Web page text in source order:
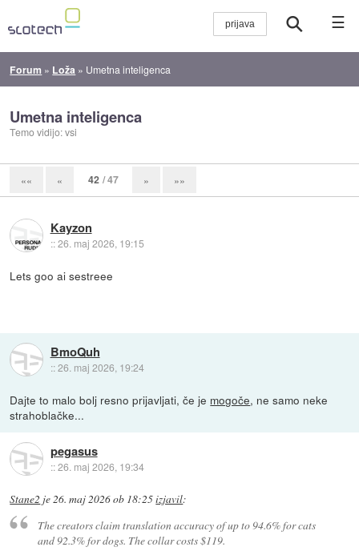
☰
Forum » Loža » Umetna inteligenca
Umetna inteligenca
Temo vidijo: vsi
«« « 42 / 47 » »»
Kayzon
::26. maj 2026, 19:15
Lets goo ai sestreee
BmoQuh
::26. maj 2026, 19:24
Dajte to malo bolj resno prijavljati, če je mogoče, ne samo neke
strahoblačke...
pegasus
::26. maj 2026, 19:34
Stane2 je26. maj 2026 ob 18:25izjavil:
The creators claim translation accuracy of up to 94.6% for cats
and 92.3% for dogs. The collar costs $119.